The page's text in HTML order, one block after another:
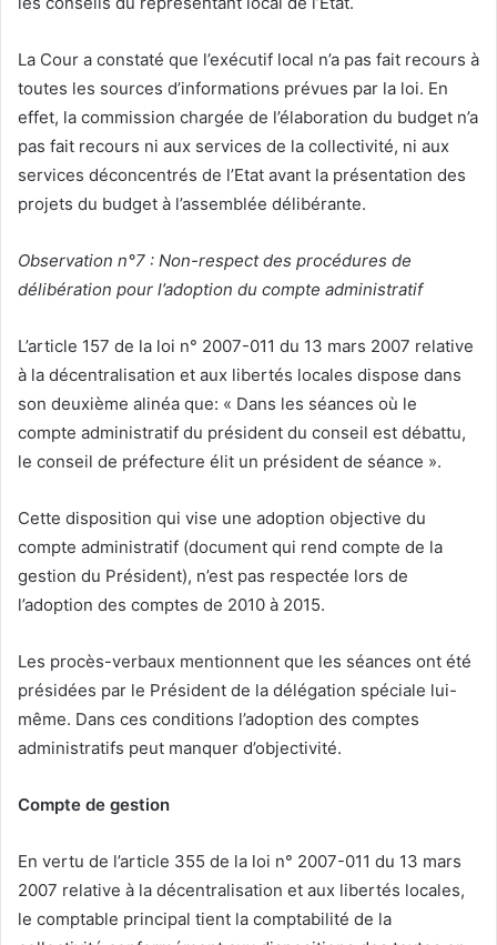
La Cour a constaté que l’exécutif local n’a pas fait recours à
toutes les sources d’informations prévues par la loi. En
effet, la commission chargée de l’élaboration du budget n’a
pas fait recours ni aux services de la collectivité, ni aux
services déconcentrés de l’Etat avant la présentation des
projets du budget à l’assemblée délibérante.
Observation n°7 : Non-respect des procédures de
délibération pour l’adoption du compte administratif
L’article 157 de la loi n° 2007-011 du 13 mars 2007 relative
à la décentralisation et aux libertés locales dispose dans
son deuxième alinéa que: « Dans les séances où le
compte administratif du président du conseil est débattu,
le conseil de préfecture élit un président de séance ».
Cette disposition qui vise une adoption objective du
compte administratif (document qui rend compte de la
gestion du Président), n’est pas respectée lors de
l’adoption des comptes de 2010 à 2015.
Les procès-verbaux mentionnent que les séances ont été
présidées par le Président de la délégation spéciale lui-
même. Dans ces conditions l’adoption des comptes
administratifs peut manquer d’objectivité.
Compte de gestion
En vertu de l’article 355 de la loi n° 2007-011 du 13 mars
2007 relative à la décentralisation et aux libertés locales,
le comptable principal tient la comptabilité de la